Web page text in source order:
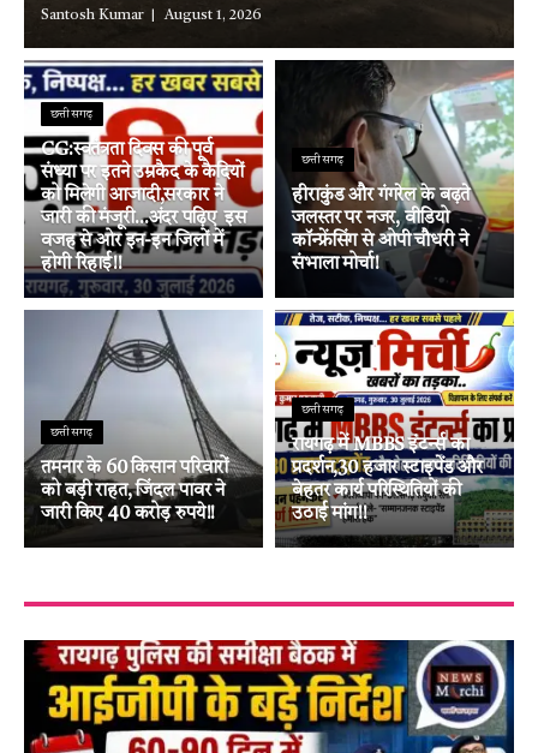
Santosh Kumar August 1, 2026
छत्तीसगढ़
CG:स्वतंत्रता दिवस की पूर्व
संध्या पर इतने उम्रकैद के कैदियों
को मिलेगी आजादी,सरकार ने
जारी की मंजूरी…अंदर पढ़िए इस
वजह से ओर इन-इन जिलों में
होगी रिहाई!!
छत्तीसगढ़
हीराकुंड और गंगरेल के बढ़ते
जलस्तर पर नजर, वीडियो
कॉन्फ्रेंसिंग से ओपी चौधरी ने
संभाला मोर्चा!
छत्तीसगढ़
तमनार के 60 किसान परिवारों
को बड़ी राहत, जिंदल पावर ने
जारी किए 40 करोड़ रुपये!!
छत्तीसगढ़
रायगढ़ में MBBS इंटर्न्स का
प्रदर्शन,30 हजार स्टाइपेंड और
बेहतर कार्य परिस्थितियों की
उठाई मांग!!